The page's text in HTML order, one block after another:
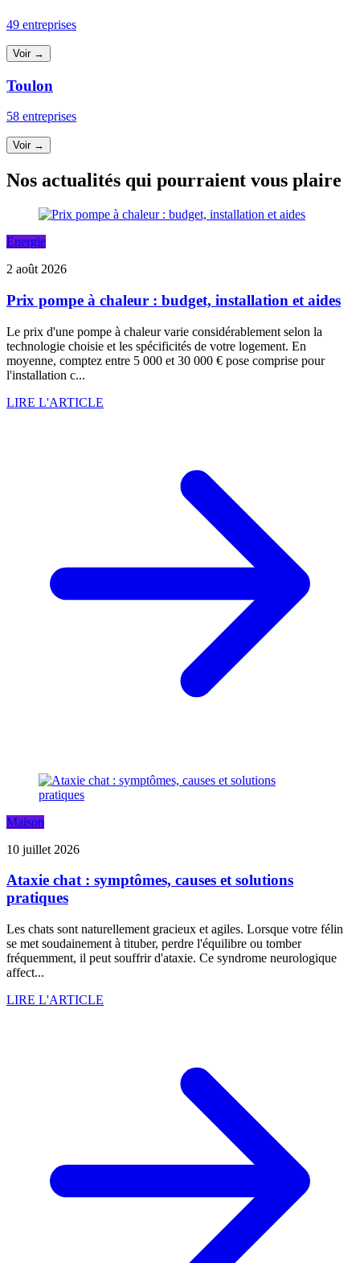
49 entreprises
Voir →
Toulon
58 entreprises
Voir →
Nos actualités qui pourraient vous plaire
Energie
2 août 2026
Prix pompe à chaleur : budget, installation et aides
Le prix d'une pompe à chaleur varie considérablement selon la
technologie choisie et les spécificités de votre logement. En
moyenne, comptez entre 5 000 et 30 000 € pose comprise pour
l'installation c...
LIRE L'ARTICLE
Maison
10 juillet 2026
Ataxie chat : symptômes, causes et solutions
pratiques
Les chats sont naturellement gracieux et agiles. Lorsque votre félin
se met soudainement à tituber, perdre l'équilibre ou tomber
fréquemment, il peut souffrir d'ataxie. Ce syndrome neurologique
affect...
LIRE L'ARTICLE